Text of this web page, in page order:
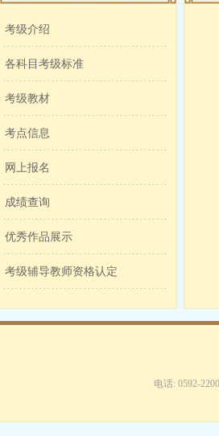
考级介绍
各科目考级标准
考级教材
考点信息
网上报名
成绩查询
优秀作品展示
考级辅导教师资格认定
电话: 0592-